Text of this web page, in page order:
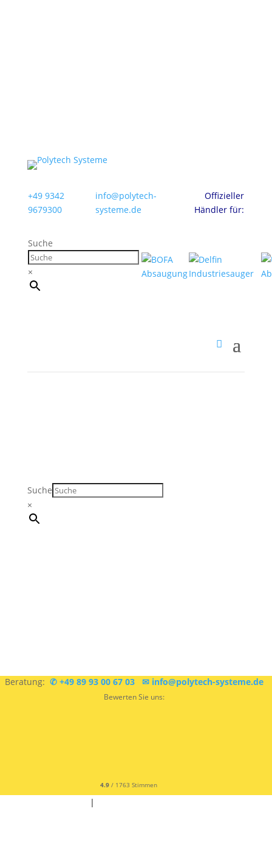
+49 9342
9679300
info@polytech-
systeme.de
Offizieller
Händler für:
Suche
×
Suche
×
Beratung: ✆ +49 89 93 00 67 03 ✉ info@polytech-systeme.de
Bewerten Sie uns:
4.9/ 1763 Stimmen
|